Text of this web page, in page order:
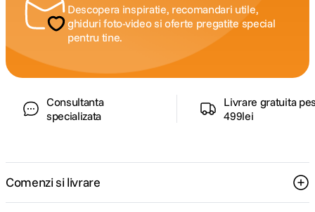
Descopera inspiratie, recomandari utile,
ghiduri foto-video si oferte pregatite special
pentru tine.
Consultanta
specializata
Livrare gratuita
499lei
Comenzi si livrare